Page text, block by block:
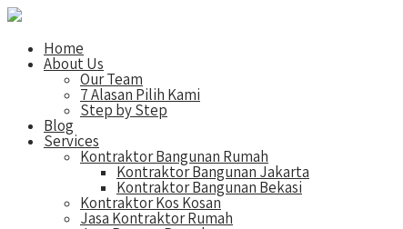
Home
About Us
Our Team
7 Alasan Pilih Kami
Step by Step
Blog
Services
Kontraktor Bangunan Rumah
Kontraktor Bangunan Jakarta
Kontraktor Bangunan Bekasi
Kontraktor Kos Kosan
Jasa Kontraktor Rumah